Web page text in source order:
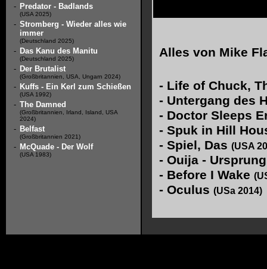
- Predator - Badlands
(USA 2025)
- Stromberg - Wieder alles wie
immer
(Deutschland 2025)
- Das Kanu des Manitu
(Deutschland 2025)
- Der Brutalist
(Großbritannien, USA, Ungarn 2024)
- Kuffs - Ein Kerl zum Schießen
(USA 1992)
- The Damned
(Großbritannien, Irland, Island, USA
2024)
- Belfast
(Großbritannien 2021)
- McQuade - Der Wolf
(USA 1983)
Alles von Mike
- Life of Chuck,
- Untergang des
- Doctor Sleeps
- Spuk in Hill
- Spiel, Das (USA
- Ouija -
- Before I Wake
- Oculus (USa 2014)